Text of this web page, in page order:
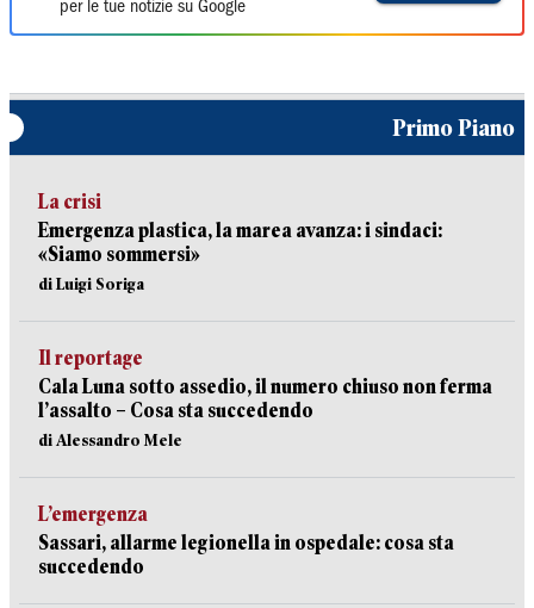
per le tue notizie su Google
Primo Piano
La crisi
Emergenza plastica, la marea avanza: i sindaci:
«Siamo sommersi»
di Luigi Soriga
Il reportage
Cala Luna sotto assedio, il numero chiuso non ferma
l’assalto – Cosa sta succedendo
di Alessandro Mele
L’emergenza
Sassari, allarme legionella in ospedale: cosa sta
succedendo